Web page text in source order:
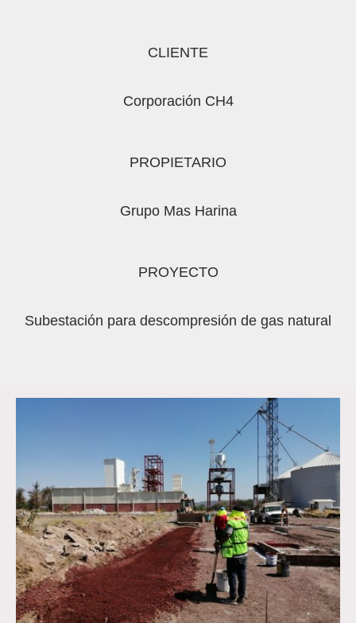
CLIENTE
Corporación CH4
PROPIETARIO
Grupo Mas Harina
PROYECTO
Subestación para descompresión de gas natural